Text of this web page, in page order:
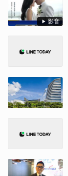
影音